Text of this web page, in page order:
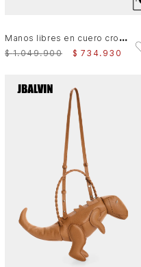
M
anos libres en cuero croco para hombre
$ 1.049.900 $ 734. 930